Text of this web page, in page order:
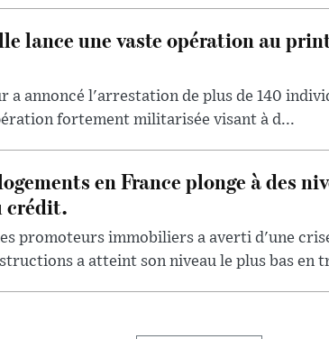
lance une vaste opération au
a annoncé l'arrestation de plus de 140
fortement militarisée visant à d...
en France plonge à des
crédit.
promoteurs immobiliers a averti d'une
a atteint son niveau le plus bas en